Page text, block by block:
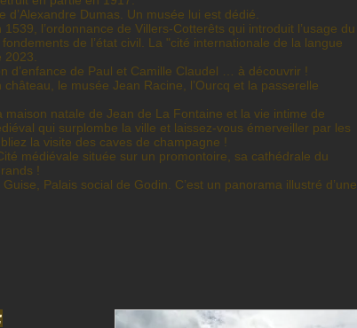
d’Alexandre Dumas. Un musée lui est dédié.
l’ordonnance de Villers-Cotterêts qui introduit l’usage du
de l’état civil. La "cité internationale de la langue
d’enfance de Paul et Camille Claudel … à découvrir !
château, le musée Jean Racine, l’Ourcq et la passerelle
maison natale de Jean de La Fontaine et la vie intime de
qui surplombe la ville et laissez-vous émerveiller par les
la visite des caves de champagne !
médiévale située sur un promontoire, sa cathédrale du
!
Palais social de Godin. C’est un panorama illustré d’une